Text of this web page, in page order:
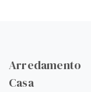
Arredamento
Casa